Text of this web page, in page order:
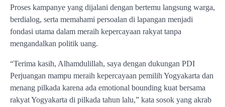
Proses kampanye yang dijalani dengan bertemu langsung warga,
berdialog, serta memahami persoalan di lapangan menjadi
fondasi utama dalam meraih kepercayaan rakyat tanpa
mengandalkan politik uang.
“Terima kasih, Alhamdulillah, saya dengan dukungan PDI
Perjuangan mampu meraih kepercayaan pemilih Yogyakarta dan
menang pilkada karena ada emotional bounding kuat bersama
rakyat Yogyakarta di pilkada tahun lalu,” kata sosok yang akrab